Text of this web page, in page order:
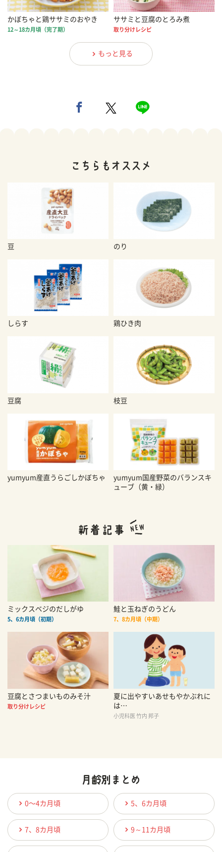
かぼちゃと鶏ササミのおやき
12～18カ月頃（完了期）
ササミと豆腐のとろみ煮
取り分けレシピ
もっと見る
豆 のり
しらす 鶏ひき肉
豆腐 枝豆
yumyum産直うらごしかぼちゃ
yumyum国産野菜のバランスキ
ューブ（黄・緑）
ミックスベジのだしがゆ
5、6カ月頃（初期）
鮭と玉ねぎのうどん
7、8カ月頃（中期）
豆腐とさつまいものみそ汁
取り分けレシピ
夏に出やすいあせもやかぶれに
は…
小児科医 竹内 邦子
0〜4カ月頃 5、6カ月頃
7、8カ月頃 9～11カ月頃